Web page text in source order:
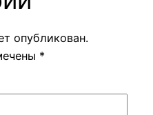
опубликован.
*